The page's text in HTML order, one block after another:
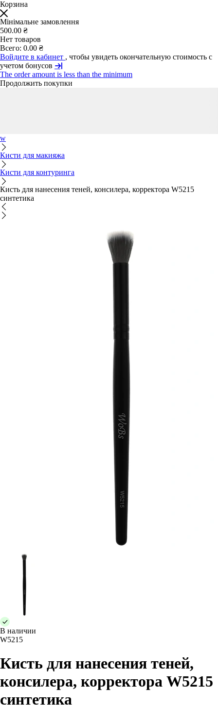
Корзина
Мінімальне замовлення
500.00 ₴
Нет товаров
Всего: 0.00 ₴
Войдите в кабинет , чтобы увидеть окончательную стоимость с
учетом бонусов
The order amount is less than the minimum
Продолжить покупки
w
Кисти для макияжа
Кисти для контуринга
Кисть для нанесения теней, консилера, корректора W5215
синтетика
В наличии
W5215
Кисть для нанесения теней,
консилера, корректора W5215
синтетика